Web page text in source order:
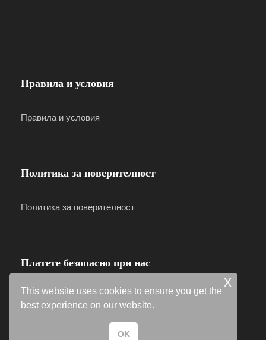
Правила и условия
Правила и условия
Политика за поверителност
Политика за поверителност
Платете безопасно при нас
Плащането е криптирано и се предава сигурно с SSL
протокол.
This website uses cookies to ensure you get the
best experience on our website.
OK
x